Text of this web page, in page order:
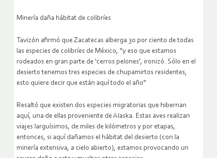
Minería daña hábitat de colibríes
Tavizón afirmó que Zacatecas alberga 30 por ciento de todas
las especies de colibríes de México, “y eso que estamos
rodeados en gran parte de ‘cerros pelones’, ironizó. Sólo en el
desierto tenemos tres especies de chupamirtos residentes,
esto quiere decir que están aquí todo el año”
Resaltó que existen dos especies migratorias que hibernan
aquí, una de ellas proveniente de Alaska. Estas aves realizan
viajes larguísimos, de miles de kilómetros y por etapas,
entonces, si aquí dañamos el hábitat del desierto (con la
minería extensiva, a cielo abierto), estamos provocando un